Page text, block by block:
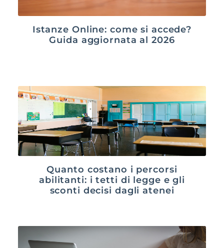
Istanze Online: come si accede?
Guida aggiornata al 2026
Quanto costano i percorsi
abilitanti: i tetti di legge e gli
sconti decisi dagli atenei